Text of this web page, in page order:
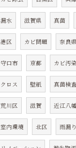
漏水 滋賀県 真菌
港区 カビ問題 奈良県
守口市 京都 カビ汚染
クロス 壁紙 真菌検査
荒川区 滋賀 近江八
室内環境 北区 雨漏り